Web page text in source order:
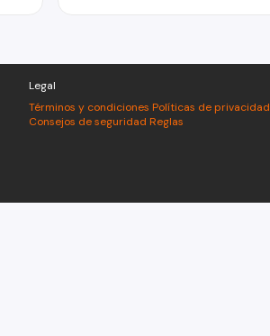
Legal
Términos y condiciones Políticas de privacidad
Consejos de seguridad Reglas